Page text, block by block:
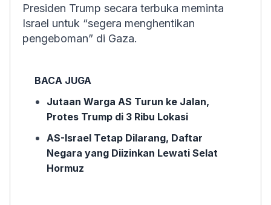
Presiden Trump secara terbuka meminta
Israel untuk “segera menghentikan
pengeboman” di Gaza.
BACA JUGA
Jutaan Warga AS Turun ke Jalan,
Protes Trump di 3 Ribu Lokasi
AS-Israel Tetap Dilarang, Daftar
Negara yang Diizinkan Lewati Selat
Hormuz